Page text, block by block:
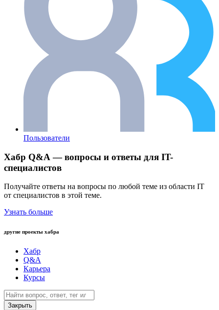
Пользователи
Хабр Q&A — вопросы и ответы для IT-
специалистов
Получайте ответы на вопросы по любой теме из области IT
от специалистов в этой теме.
Узнать больше
другие проекты хабра
Хабр
Q&A
Карьера
Курсы
Закрыть